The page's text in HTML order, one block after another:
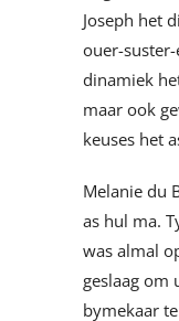
Joseph het
ouer-
dinamiek
maar ook
keuses het
Melanie du
as hul ma.
was almal
geslaag om
bymekaar